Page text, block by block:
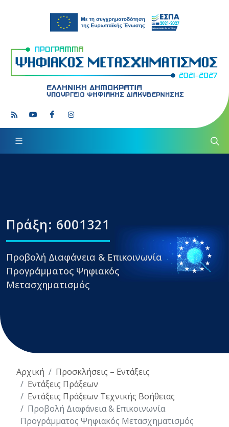
Πράξη: 6001321
Προβολή Διαφάνεια & Επικοινωνία
Προγράμματος Ψηφιακός
Μετασχηματισμός
Αρχική
Προσκλήσεις – Εντάξεις
Εντάξεις Πράξεων
Εντάξεις Πράξεων Τεχνικής Βοήθειας
Προβολή Διαφάνεια & Επικοινωνία
Προγράμματος Ψηφιακός Μετασχηματισμός